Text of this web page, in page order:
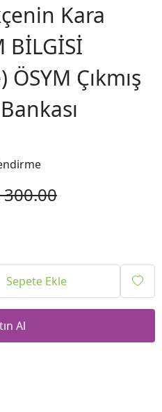
Kara
BİLGİSİ
Çıkmış
300.00
Sepete Ekle
Al